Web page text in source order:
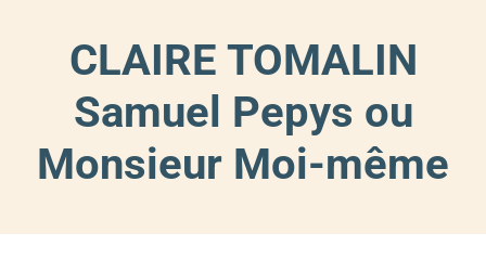
CLAIRE TOMALIN
Samuel Pepys ou
Monsieur Moi-même